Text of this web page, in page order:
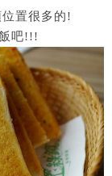
置很多的!
吧!!!